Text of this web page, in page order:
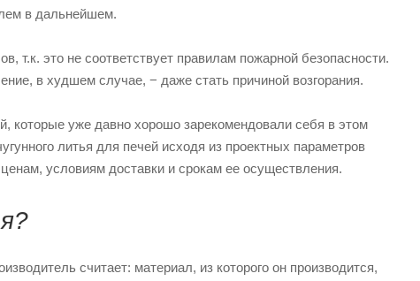
в дальнейшем.
т.к. это не соответствует правилам пожарной безопасности.
в худшем случае, − даже стать причиной возгорания.
которые уже давно хорошо зарекомендовали себя в этом
литья для печей исходя из проектных параметров
условиям доставки и срокам ее осуществления.
считает: материал, из которого он производится,